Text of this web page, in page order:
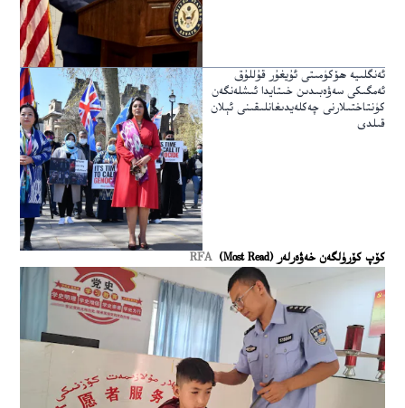
ئەنگلىيە ھۆكۈمىتى ئۇيغۇر قۇللۇق
ئەمگىكى سەۋەبىدىن خىتايدا ئىشلەنگەن
كۈنتاختىلارنى چەكلەيدىغانلىقىنى ئېلان
قىلدى
كۆپ كۆرۈلگەن خەۋەرلەر (Most Read) RFA